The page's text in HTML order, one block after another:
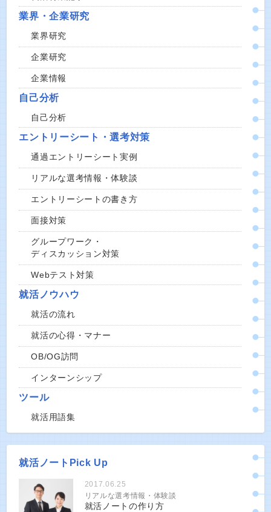
業界・企業研究
業界研究
企業研究
企業情報
自己分析
自己分析
エントリーシート・選考対策
通過エントリーシート実例
リアルな選考情報・体験談
エントリーシートの書き方
面接対策
グループワーク・
ディスカッション対策
Webテスト対策
就活ノウハウ
就活の流れ
就活の心得・マナー
OB/OG訪問
インターンシップ
ツール
就活用語集
就活ノートPick Up
2017.06.25
リアルな選考情報・体験談
就活ノートの作り方